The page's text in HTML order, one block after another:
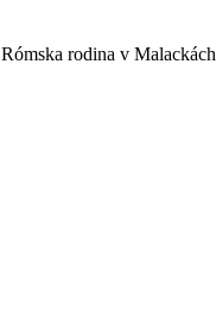
Rómska rodina v Malackách